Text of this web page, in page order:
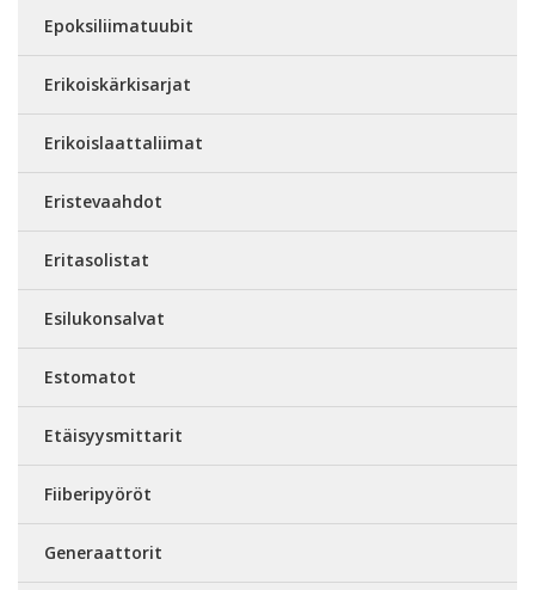
Epoksiliimatuubit
Erikoiskärkisarjat
Erikoislaattaliimat
Eristevaahdot
Eritasolistat
Esilukonsalvat
Estomatot
Etäisyysmittarit
Fiiberipyöröt
Generaattorit